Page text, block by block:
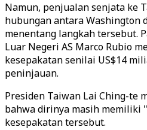
Namun, penjualan senjata ke
hubungan antara Washington
menentang langkah tersebut.
Luar Negeri AS Marco Rubio
kesepakatan senilai US$14
peninjauan.
Presiden Taiwan Lai Ching-te
bahwa dirinya masih memiliki
kesepakatan tersebut.